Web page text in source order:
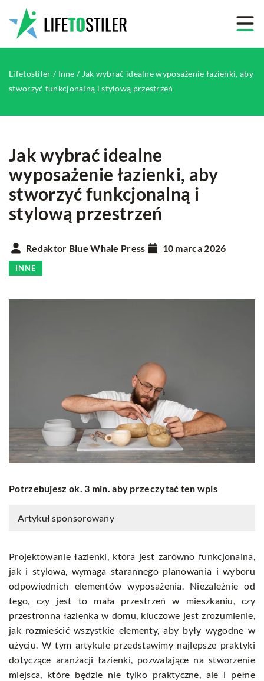
Lifetostiler / Inne / Jak wybrać idealne wyposażenie łazienki, aby
stworzyć funkcjonalną i stylową przestrzeń
Jak wybrać idealne
wyposażenie łazienki, aby
stworzyć funkcjonalną i
stylową przestrzeń
Redaktor Blue Whale Press 10 marca 2026
INNE
Potrzebujesz ok. 3 min. aby przeczytać ten wpis
Artykuł sponsorowany
Projektowanie łazienki, która jest zarówno funkcjonalna,
jak i stylowa, wymaga starannego planowania i wyboru
odpowiednich elementów wyposażenia. Niezależnie od
tego, czy jest to mała przestrzeń w mieszkaniu, czy
przestronna łazienka w domu, kluczowe jest zrozumienie,
jak rozmieścić wszystkie elementy, aby były wygodne w
użyciu. W tym artykule przedstawimy najlepsze praktyki
dotyczące aranżacji łazienki, pozwalające na stworzenie
miejsca, które będzie nie tylko praktyczne, ale i pełne